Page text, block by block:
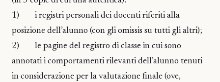
1) i registri personali dei docenti riferiti alla
posizione dell’alunno (con gli omissis su tutti gli altri);
2) le pagine del registro di classe in cui sono
annotati i comportamenti rilevanti dell’alunno tenuti
in considerazione per la valutazione finale (ove,